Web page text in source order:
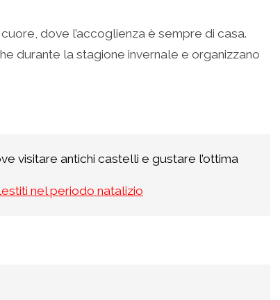
dove l’accoglienza è sempre di casa.
durante la stagione invernale e organizzano
visitare antichi castelli e gustare l’ottima
nel periodo natalizio